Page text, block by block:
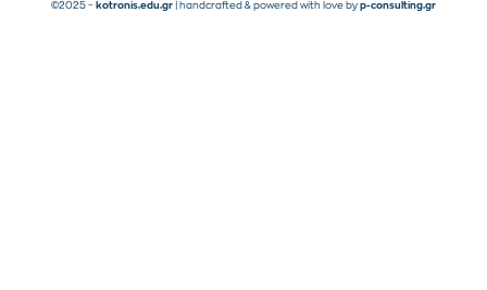
©2025 – kotronis.edu.gr | handcrafted & powered with love by p-consulting.gr